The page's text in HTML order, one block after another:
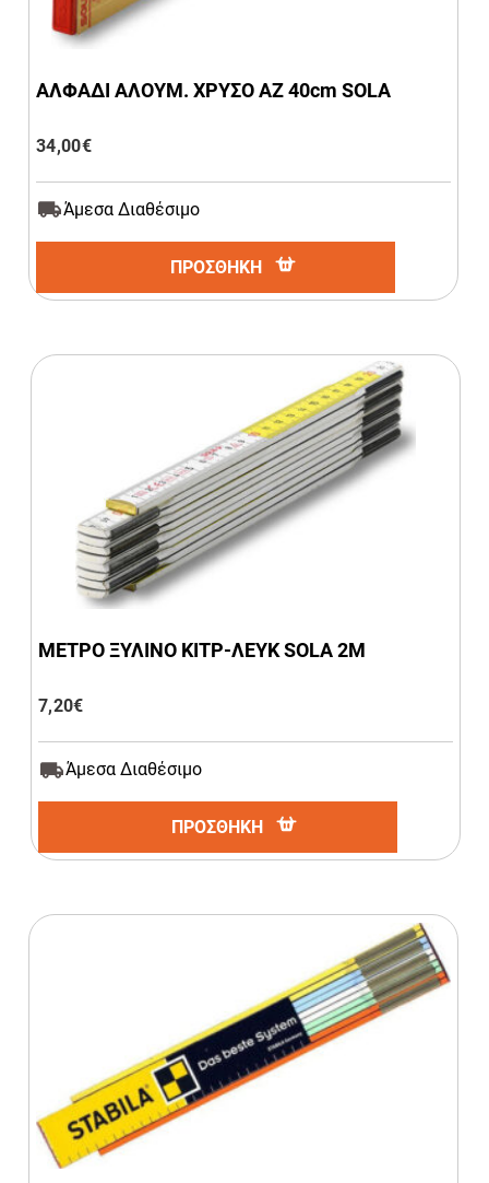
ΑΛΦΑΔΙ ΑΛΟΥΜ. ΧΡΥΣΟ ΑΖ 40cm SOLA
34,00€
Άμεσα Διαθέσιμο
ΠΡΟΣΘΗΚΗ
ΜΕΤΡΟ ΞΥΛΙΝΟ ΚΙΤΡ-ΛΕΥΚ SOLA 2Μ
7,20€
Άμεσα Διαθέσιμο
ΠΡΟΣΘΗΚΗ